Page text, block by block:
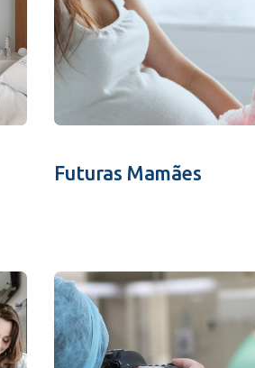
Futuras Mamães